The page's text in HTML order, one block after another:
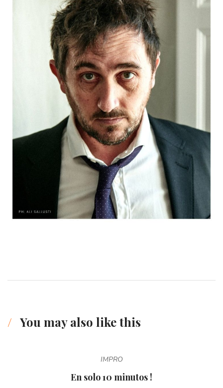
You may also like this
IMPRO
En solo 10 minutos !